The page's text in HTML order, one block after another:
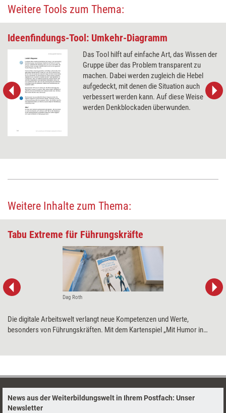
Weitere Tools zum Thema:
Ideenfindungs-Tool: Umkehr-Diagramm
Das Tool hilft auf einfache Art, das Wissen der
Gruppe über das Problem transparent zu
machen. Dabei werden zugleich die Hebel
aufgedeckt, mit denen die Situation auch
verbessert werden kann. Auf diese Weise
werden Denkblockaden überwunden.
Weitere Inhalte zum Thema:
Tabu Extreme für Führungskräfte
Dag Roth
Die digitale Arbeitswelt verlangt neue Kompetenzen und Werte,
besonders von Führungskräften. Mit dem Kartenspiel „Mit Humor in
News aus der Weiterbildungswelt in Ihrem Postfach: Unser
Newsletter